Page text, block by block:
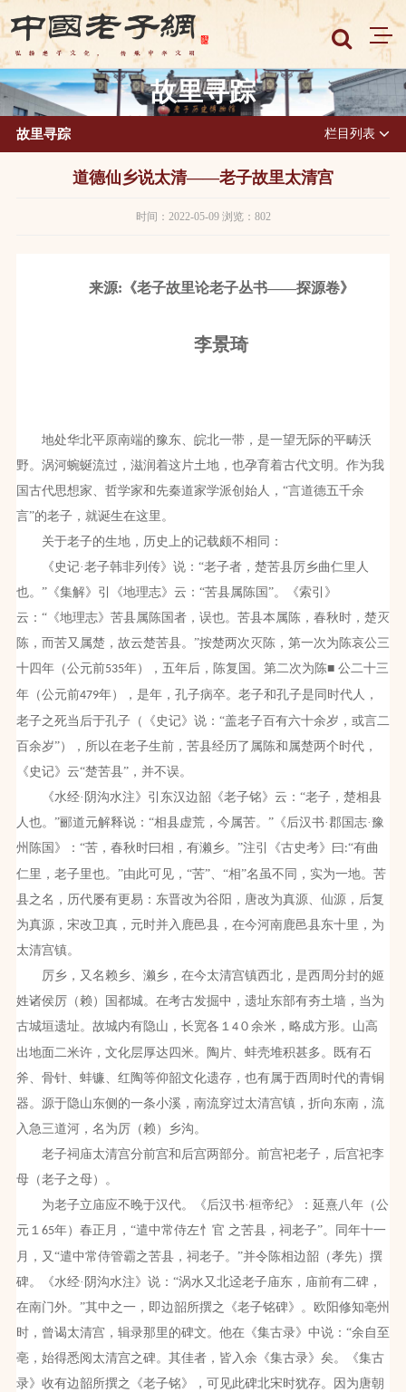
故里寻踪
故里寻踪 栏目列表
道德仙乡说太清——老子故里太清宫
时间：2022-05-09 浏览：802
来源:《老子故里论老子丛书——探源卷》
李景琦
地处华北平原南端的豫东、皖北一带，是一望无际的平畴沃
野。涡河蜿蜒流过，滋润着这片土地，也孕育着古代文明。作为我
国古代思想家、哲学家和先秦道家学派创始人，“言道德五千余
言”的老子，就诞生在这里。
关于老子的生地，历史上的记载颇不相同：
《史记·老子韩非列传》说：“老子者，楚苦县厉乡曲仁里人
也。”《集解》引《地理志》云：“苦县属陈国”。《索引》
云：“《地理志》苦县属陈国者，误也。苦县本属陈，春秋时，楚灭
陈，而苦又属楚，故云楚苦县。”按楚两次灭陈，第一次为陈哀公三
十四年（公元前535年），五年后，陈复国。第二次为陈■ 公二十三
年（公元前479年），是年，孔子病卒。老子和孔子是同时代人，
老子之死当后于孔子（《史记》说：“盖老子百有六十余岁，或言二
百余岁”），所以在老子生前，苦县经历了属陈和属楚两个时代，
《史记》云“楚苦县”，并不误。
《水经·阴沟水注》引东汉边韶《老子铭》云：“老子，楚相县
人也。”郦道元解释说：“相县虚荒，今属苦。”《后汉书·郡国志·豫
州陈国》：“苦，春秋时曰相，有濑乡。”注引《古史考》曰 :“有曲
仁里，老子里也。”由此可见，“苦”、“相”名虽不同，实为一地。苦
县之名，历代屡有更易：东晋改为谷阳，唐改为真源、仙源，后复
为真源，宋改卫真，元时并入鹿邑县，在今河南鹿邑县东十里，为
太清宫镇。
厉乡，又名赖乡、濑乡，在今太清宫镇西北，是西周分封的姬
姓诸侯厉（赖）国都城。在考古发掘中，遗址东部有夯土墙，当为
古城垣遗址。故城内有隐山，长宽各１ 4０余米，略成方形。山高
出地面二米许，文化层厚达四米。陶片、蚌壳堆积甚多。既有石
斧、骨针、蚌镰、红陶等仰韶文化遗存，也有属于西周时代的青铜
器。源于隐山东侧的一条小溪，南流穿过太清宫镇，折向东南，流
入急三道河，名为厉（赖）乡沟。
老子祠庙太清宫分前宫和后宫两部分。前宫祀老子，后宫祀李
母（老子之母）。
为老子立庙应不晚于汉代。《后汉书·桓帝纪》：延熹八年（公
元１ 65年）春正月，“遣中常侍左忄官 之苦县，祠老子”。同年十一
月，又“遣中常侍管霸之苦县，祠老子。”并令陈相边韶（孝先）撰
碑。《水经·阴沟水注》说：“涡水又北迳老子庙东，庙前有二碑，
在南门外。”其中之一，即边韶所撰之《老子铭碑》。欧阳修知亳州
时，曾谒太清宫，辑录那里的碑文。他在《集古录》中说：“余自至
亳，始得悉阅太清宫之碑。其佳者，皆入余《集古录》矣。《集古
录》收有边韶所撰之《老子铭》，可见此碑北宋时犹存。因为唐朝